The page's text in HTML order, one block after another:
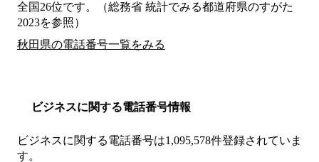
全国26位です。（総務省 統計でみる都道府県のすがた
2023を参照）
秋田県の電話番号一覧をみる
ビジネスに関する電話番号情報
ビジネスに関する電話番号は1,095,578件登録されていま
す。